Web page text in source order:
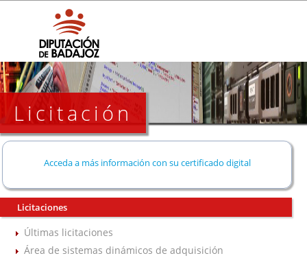
Licitación
Acceda a más información con su certificado digital
Licitaciones
Últimas licitaciones
Área de sistemas dinámicos de adquisición